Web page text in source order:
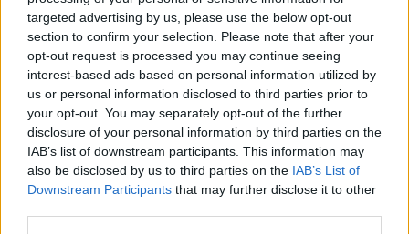
targeted advertising by us, please use the below opt-out
section to confirm your selection. Please note that after your
opt-out request is processed you may continue seeing
interest-based ads based on personal information utilized by
us or personal information disclosed to third parties prior to
your opt-out. You may separately opt-out of the further
disclosure of your personal information by third parties on the
IAB’s list of downstream participants. This information may
also be disclosed by us to third parties on the IAB’s List of
Downstream Participants that may further disclose it to other
Ελλάδα|14.04.2026 15:29
BBC: Η Ελλάδα στρατολογεί
μασκοφόρους μετανάστες για
επαναπροωθήσεις - Τι απαντά η ΕΛΑΣ